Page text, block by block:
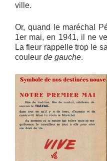
ville.
Or, quand le maréchal
1er mai, en 1941, il ne
La fleur rappelle trop le
couleur de gauche.